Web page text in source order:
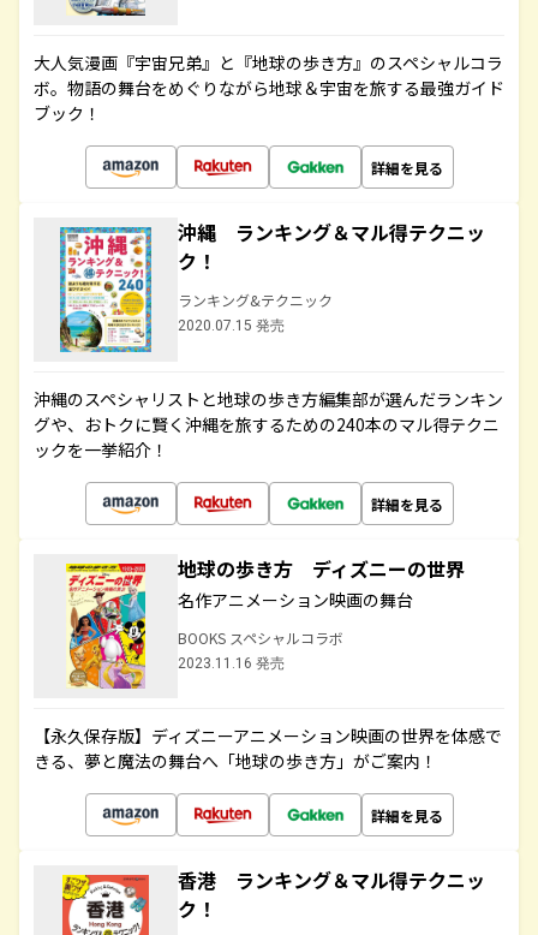
大人気漫画『宇宙兄弟』と『地球の歩き方』のスペシャルコラ
ボ。物語の舞台をめぐりながら地球＆宇宙を旅する最強ガイド
ブック！
詳細を見る
沖縄 ランキング＆マル得テクニッ
ク！
ランキング&テクニック
2020.07.15 発売
沖縄のスペシャリストと地球の歩き方編集部が選んだランキン
グや、おトクに賢く沖縄を旅するための240本のマル得テクニ
ックを一挙紹介！
詳細を見る
地球の歩き方 ディズニーの世界
名作アニメーション映画の舞台
BOOKS スペシャルコラボ
2023.11.16 発売
【永久保存版】ディズニーアニメーション映画の世界を体感で
きる、夢と魔法の舞台へ「地球の歩き方」がご案内！
詳細を見る
香港 ランキング＆マル得テクニッ
ク！